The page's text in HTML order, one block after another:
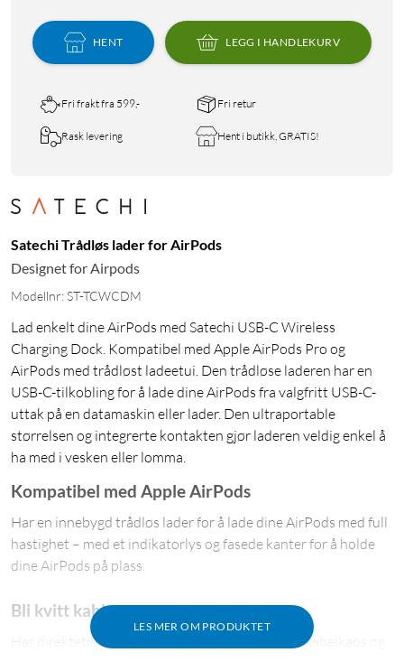
HENT LEGG I HANDLEKURV
Fri frakt fra 599,- Fri retur
Rask levering Hent i butikk, GRATIS!
Satechi Trådløs lader for AirPods
Designet for Airpods
Modellnr: ST-TCWCDM
Lad enkelt dine AirPods med Satechi USB-C Wireless
Charging Dock. Kompatibel med Apple AirPods Pro og
AirPods med trådløst ladeetui. Den trådløse laderen har en
USB-C-tilkobling for å lade dine AirPods fra valgfritt USB-C-
uttak på en datamaskin eller lader. Den ultraportable
størrelsen og integrerte kontakten gjør laderen veldig enkel å
ha med i vesken eller lomma.
LES MER OM PRODUKTET
Kompatibel med Apple AirPods
Har en innebygd trådløs lader for å lade dine AirPods med full
hastighet – med et indikatorlys og fasede kanter for å holde
dine AirPods på plass.
Bli kvitt kablene
Har direktetilkobling med USB-C for å redusere kabelkaos og